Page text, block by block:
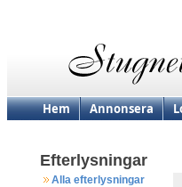
Hem Annonsera
Efterlysningar
Alla efterlysningar